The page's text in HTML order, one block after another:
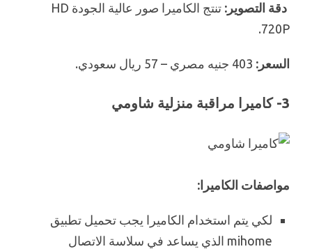
دقة التصوير:
تنتج الكاميرا صور عالية الجودة HD
720P.
السعر:
3- كاميرا مراقبة منزلية شاومي
مواصفات الكاميرا:
لكي يتم استخدام الكاميرا يجب تحميل تطبيق
mihome الذي يساعد في سلاسة الاتصال